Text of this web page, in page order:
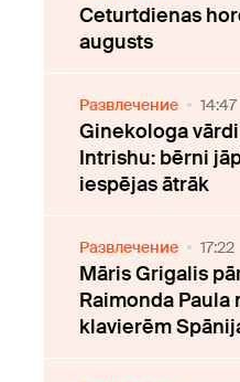
Ceturtdienas
augusts
Развлечение 14:47
Ginekologa
Intrishu: bērni
iespējas ātrāk
Развлечение 17:22
Māris Grigalis
Raimonda
klavierēm